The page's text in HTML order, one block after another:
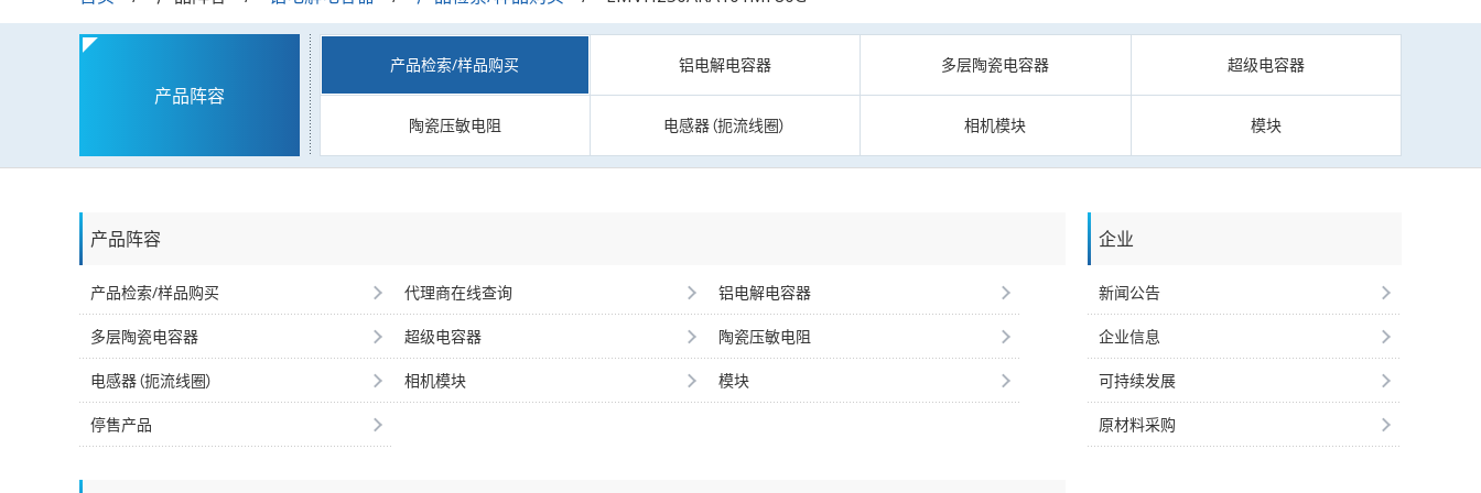
产品阵容
产品检索/样品购买 铝电解电容器 多层陶瓷电容器 超级电容器
陶瓷压敏电阻 电感器（扼流线圈） 相机模块 模块
产品阵容
产品检索/样品购买 代理商在线查询 铝电解电容器
多层陶瓷电容器 超级电容器 陶瓷压敏电阻
电感器（扼流线圈） 相机模块 模块
停售产品
企业
新闻公告
企业信息
可持续发展
原材料采购